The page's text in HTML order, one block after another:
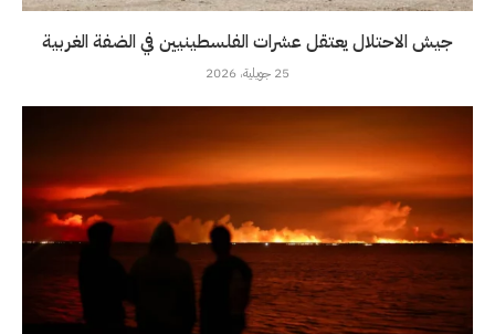
جيش الاحتلال يعتقل عشرات الفلسطينيين في الضفة الغربية
25 جويلية، 2026